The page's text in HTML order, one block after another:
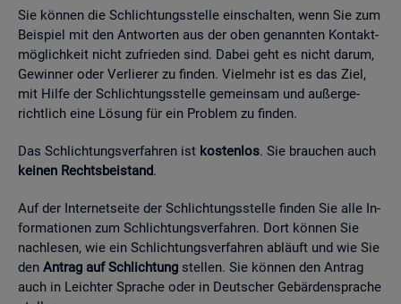
Sie kön­nen die Schlich­tungs­stel­le ein­schal­ten, wenn Sie zum
Bei­spiel mit den Ant­wor­ten aus der oben ge­nann­ten Kon­takt­
mög­lich­keit nicht zu­frie­den sind. Dabei geht es nicht darum,
Ge­win­ner oder Ver­lie­rer zu fin­den. Viel­mehr ist es das Ziel,
mit Hilfe der Schlich­tungs­stel­le ge­mein­sam und au­ßer­ge­
richt­lich eine Lö­sung für ein Pro­blem zu fin­den.
Das Schlich­tungs­ver­fah­ren ist kos­ten­los. Sie brau­chen auch
kei­nen Rechts­bei­stand.
Auf der In­ter­net­sei­te der Schlich­tungs­stel­le fin­den Sie alle In­
for­ma­tio­nen zum Schlich­tungs­ver­fah­ren. Dort kön­nen Sie
nach­le­sen, wie ein Schlich­tungs­ver­fah­ren ab­läuft und wie Sie
den An­trag auf Schlich­tung stel­len. Sie kön­nen den An­trag
auch in Leich­ter Spra­che oder in Deut­scher Ge­bär­den­spra­che